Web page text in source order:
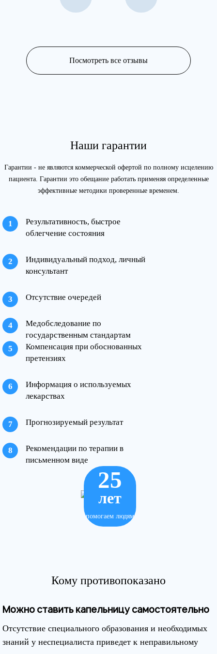
Посмотреть все отзывы
Наши гарантии
Гарантии - не являются коммерческой офертой по полному исцелению
пациента. Гарантии это обещание работать применяя определенные
эффективные методики проверенные временем.
Результативность, быстрое
облегчение состояния
Индивидуальный подход, личный
консультант
Отсутствие очередей
Медобследование по
государственным стандартам
Компенсация при обоснованных
претензиях
Информация о используемых
лекарствах
Прогнозируемый результат
Рекомендации по терапии в
письменном виде
25
лет
помогаем людям
Кому противопоказано
Можно ставить капельницу самостоятельно
Отсутствие специального образования и необходимых
знаний у неспециалиста приведет к неправильному